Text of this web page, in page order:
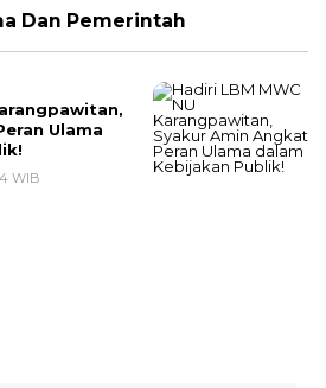
Dan Pemerintah
Ulama
WIB